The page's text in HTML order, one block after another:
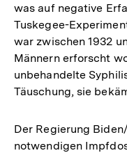
was auf negative
Tuskegee-
war zwischen 1932
Männern erforscht
unbehandelte
Täuschung, sie
Der Regierung
notwendigen